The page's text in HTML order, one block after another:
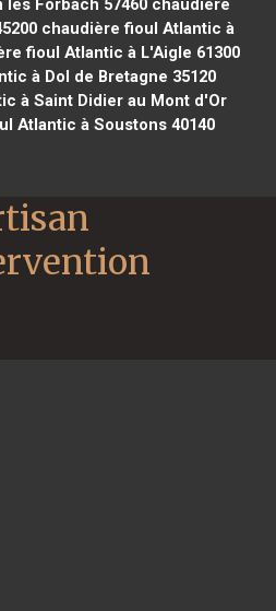
chaudière fioul Atlantic à
fioul Atlantic à L'Aigle 61300
à Dol de Bretagne 35120
à Saint Didier au Mont d'Or
Atlantic à Soustons 40140